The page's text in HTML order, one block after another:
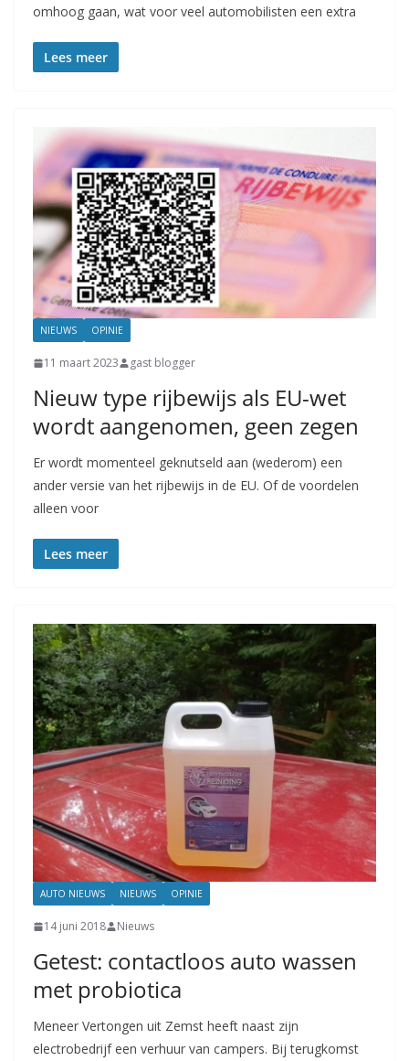
omhoog gaan, wat voor veel automobilisten een extra
Lees meer
NIEUWS OPINIE
11 maart 2023 gast blogger
Nieuw type rijbewijs als EU-wet
wordt aangenomen, geen zegen
Er wordt momenteel geknutseld aan (wederom) een
ander versie van het rijbewijs in de EU. Of de voordelen
alleen voor
Lees meer
AUTO NIEUWS NIEUWS OPINIE
14 juni 2018 Nieuws
Getest: contactloos auto wassen
met probiotica
Meneer Vertongen uit Zemst heeft naast zijn
electrobedrijf een verhuur van campers. Bij terugkomst